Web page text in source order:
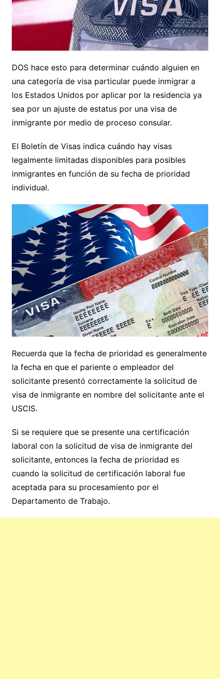
DOS hace esto para determinar cuándo alguien en
una categoría de visa particular puede inmigrar a
los Estados Unidos por aplicar por la residencia ya
sea por un ajuste de estatus por una visa de
inmigrante por medio de proceso consular.
El Boletín de Visas indica cuándo hay visas
legalmente limitadas disponibles para posibles
inmigrantes en función de su fecha de prioridad
individual.
Recuerda que la fecha de prioridad es generalmente
la fecha en que el pariente o empleador del
solicitante presentó correctamente la solicitud de
visa de inmigrante en nombre del solicitante ante el
USCIS.
Si se requiere que se presente una certificación
laboral con la solicitud de visa de inmigrante del
solicitante, entonces la fecha de prioridad es
cuando la solicitud de certificación laboral fue
aceptada para su procesamiento por el
Departamento de Trabajo.